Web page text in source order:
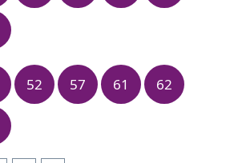
52 57 61 62